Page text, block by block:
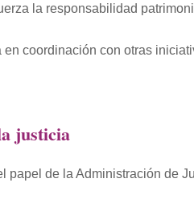
la responsabilidad
en coordinación con otras
justicia
papel de la Administración de